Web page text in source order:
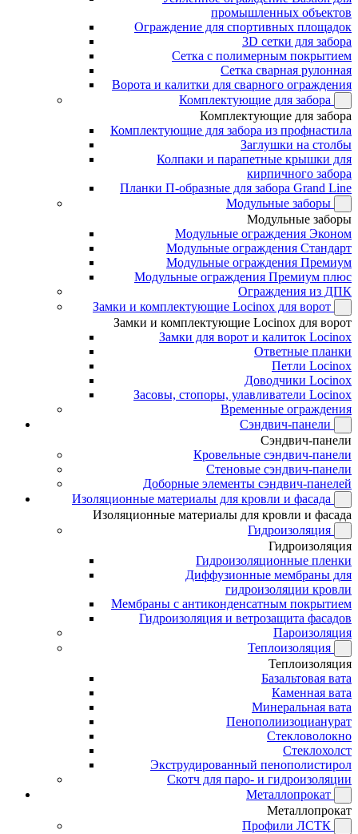
промышленных объектов
Ограждение для спортивных площадок
3D сетки для забора
Сетка с полимерным покрытием
Сетка сварная рулонная
Ворота и калитки для сварного ограждения
Комплектующие для забора
Комплектующие для забора
Комплектующие для забора из профнастила
Заглушки на столбы
Колпаки и парапетные крышки для
кирпичного забора
Планки П-образные для забора Grand Line
Модульные заборы
Модульные заборы
Модульные ограждения Эконом
Модульные ограждения Стандарт
Модульные ограждения Премиум
Модульные ограждения Премиум плюс
Ограждения из ДПК
Замки и комплектующие Locinox для ворот
Замки и комплектующие Locinox для ворот
Замки для ворот и калиток Locinox
Ответные планки
Петли Locinox
Доводчики Locinox
Засовы, стопоры, улавливатели Locinox
Временные ограждения
Сэндвич-панели
Сэндвич-панели
Кровельные сэндвич-панели
Стеновые сэндвич-панели
Доборные элементы сэндвич-панелей
Изоляционные материалы для кровли и фасада
Изоляционные материалы для кровли и фасада
Гидроизоляция
Гидроизоляция
Гидроизоляционные пленки
Диффузионные мембраны для
гидроизоляции кровли
Мембраны с антиконденсатным покрытием
Гидроизоляция и ветрозащита фасадов
Пароизоляция
Теплоизоляция
Теплоизоляция
Базальтовая вата
Каменная вата
Минеральная вата
Пенополиизоцианурат
Стекловолокно
Стеклохолст
Экструдированный пенополистирол
Скотч для паро- и гидроизоляции
Металлопрокат
Металлопрокат
Профили ЛСТК